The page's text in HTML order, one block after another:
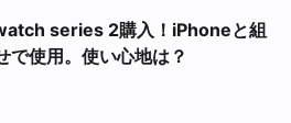
series 2購入！iPhoneと組
で使用。使い心地は？